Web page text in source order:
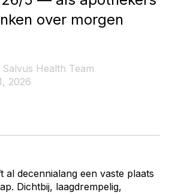
over morgen
Health Team
2026
al decennialang een vaste plaats
Dichtbij, laagdrempelig,